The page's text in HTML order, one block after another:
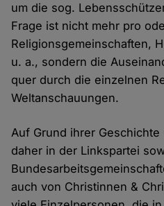
um die sog.
Frage ist nicht mehr pro
Religionsgemeinschaften,
u. a., sondern die
quer durch die einzelnen
Weltanschauungen.
Auf Grund ihrer
daher in der Linkspartei
auch von Christinnen &